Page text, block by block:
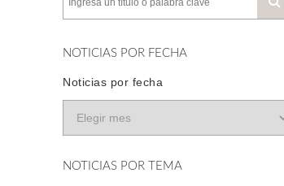
NOTICIAS POR FECHA
Noticias por fecha
NOTICIAS POR TEMA